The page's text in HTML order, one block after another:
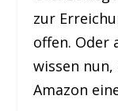
zur
offen. Oder
wissen nun,
Amazon